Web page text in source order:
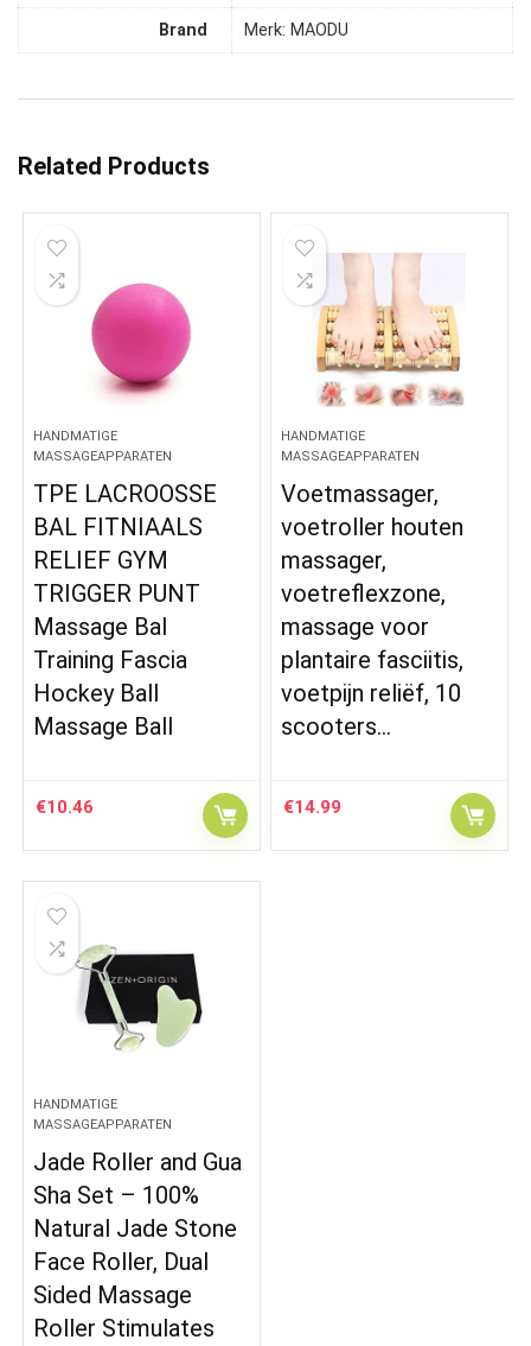
Brand Merk: MAODU
Related Products
HANDMATIGE
MASSAGEAPPARATEN
TPE LACROOSSE
BAL FITNIAALS
RELIEF GYM
TRIGGER PUNT
Massage Bal
Training Fascia
Hockey Ball
Massage Ball
€10.46
HANDMATIGE
MASSAGEAPPARATEN
Voetmassager,
voetroller houten
massager,
voetreflexzone,
massage voor
plantaire fasciitis,
voetpijn reliëf, 10
scooters…
€14.99
HANDMATIGE
MASSAGEAPPARATEN
Jade Roller and Gua
Sha Set – 100%
Natural Jade Stone
Face Roller, Dual
Sided Massage
Roller Stimulates